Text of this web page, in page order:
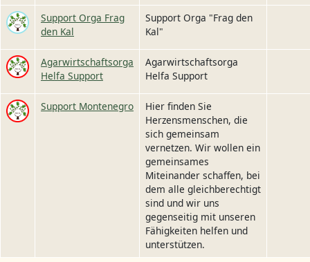
Image
Support Orga Frag
den Kal
Support Orga "Frag den
Kal"
Image
Agarwirtschaftsorga
Helfa Support
Agarwirtschaftsorga
Helfa Support
Image Support Montenegro
Hier finden Sie
Herzensmenschen, die
sich gemeinsam
vernetzen. Wir wollen ein
gemeinsames
Miteinander schaffen, bei
dem alle gleichberechtigt
sind und wir uns
gegenseitig mit unseren
Fähigkeiten helfen und
unterstützen.